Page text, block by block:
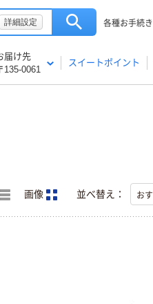
詳細設定 各種お手続き
届け先
135-0061
スイートポイント
画像 並べ替え：